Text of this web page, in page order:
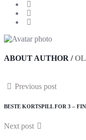
ABOUT AUTHOR /
Previous post
BESTE KORTSPILL FOR 3 –
Next post